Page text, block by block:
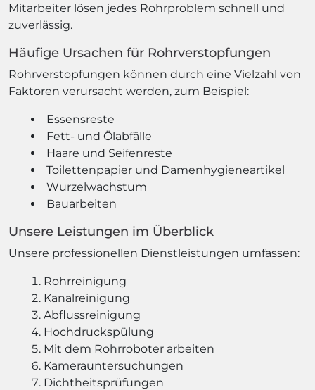
Mitarbeiter lösen jedes Rohrproblem schnell und
zuverlässig.
Häufige Ursachen für Rohrverstopfungen
Rohrverstopfungen können durch eine Vielzahl von
Faktoren verursacht werden, zum Beispiel:
Essensreste
Fett- und Ölabfälle
Haare und Seifenreste
Toilettenpapier und Damenhygieneartikel
Wurzelwachstum
Bauarbeiten
Unsere Leistungen im Überblick
Unsere professionellen Dienstleistungen umfassen:
Rohrreinigung
Kanalreinigung
Abflussreinigung
Hochdruckspülung
Mit dem Rohrroboter arbeiten
Kamerauntersuchungen
Dichtheitsprüfungen